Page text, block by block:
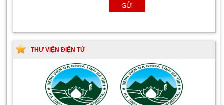
THƯ VIỆN ĐIỆN TỬ